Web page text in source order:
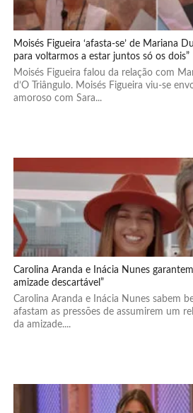
Moisés Figueira ‘afasta-se’ de Mariana
para voltarmos a estar juntos só os dois”
Moisés Figueira falou da relação com
d’O Triângulo. Moisés Figueira viu-se
amoroso com Sara...
Carolina Aranda e Inácia Nunes
amizade descartável”
Carolina Aranda e Inácia Nunes sabem
afastam as pressões de assumirem um
da amizade....